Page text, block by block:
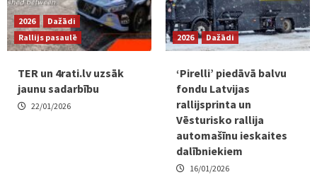
2026
Dažādi
Rallijs pasaulē
TER un 4rati.lv uzsāk
jaunu sadarbību
22/01/2026
2026 Dažādi
‘Pirelli’ piedāvā balvu
fondu Latvijas
rallijsprinta un
Vēsturisko rallija
automašīnu ieskaites
dalībniekiem
16/01/2026